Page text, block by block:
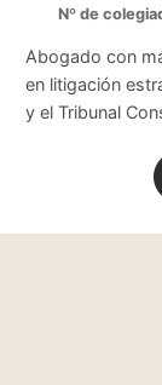
Nº de
Abogado con
en litigación
y el Tribunal